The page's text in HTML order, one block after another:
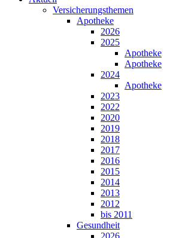
Versicherungsthemen
Apotheke
2026
2025
Apotheke
Apotheke
2024
Apotheke
2023
2022
2020
2019
2018
2017
2016
2015
2014
2013
2012
bis 2011
Gesundheit
2026